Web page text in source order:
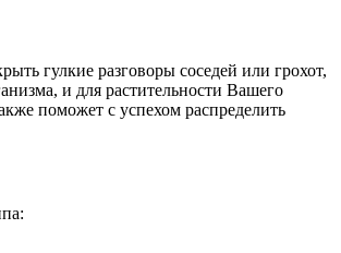
гулкие разговоры соседей или грохот,
и для растительности Вашего
поможет с успехом распределить